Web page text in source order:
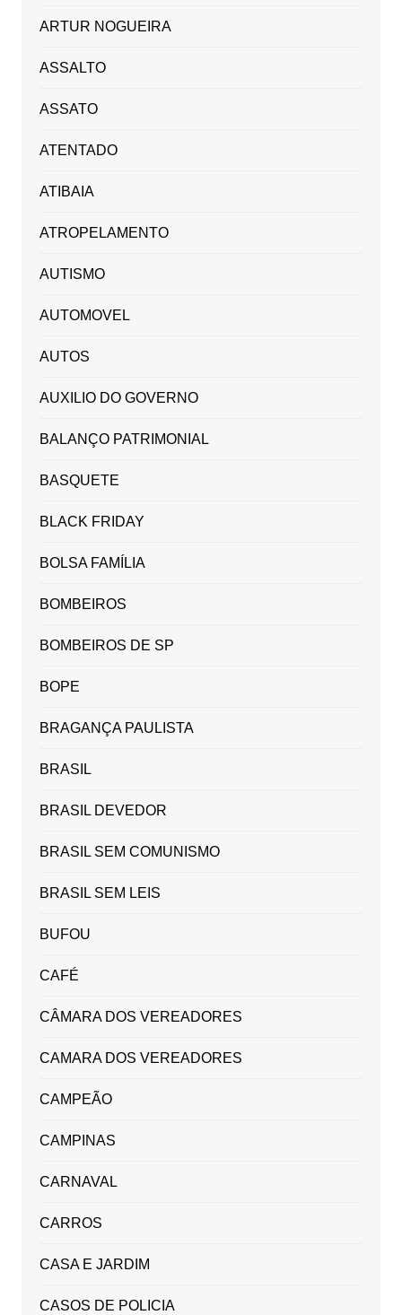
ARTUR NOGUEIRA
ASSALTO
ASSATO
ATENTADO
ATIBAIA
ATROPELAMENTO
AUTISMO
AUTOMOVEL
AUTOS
AUXILIO DO GOVERNO
BALANÇO PATRIMONIAL
BASQUETE
BLACK FRIDAY
BOLSA FAMÍLIA
BOMBEIROS
BOMBEIROS DE SP
BOPE
BRAGANÇA PAULISTA
BRASIL
BRASIL DEVEDOR
BRASIL SEM COMUNISMO
BRASIL SEM LEIS
BUFOU
CAFÉ
CÂMARA DOS VEREADORES
CAMARA DOS VEREADORES
CAMPEÃO
CAMPINAS
CARNAVAL
CARROS
CASA E JARDIM
CASOS DE POLICIA